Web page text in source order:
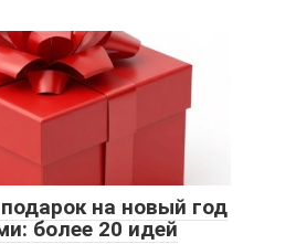
на новый год
более 20 идей